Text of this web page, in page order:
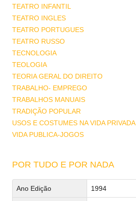
TEATRO INFANTIL
TEATRO INGLES
TEATRO PORTUGUES
TEATRO RUSSO
TECNOLOGIA
TEOLOGIA
TEORIA GERAL DO DIREITO
TRABALHO- EMPREGO
TRABALHOS MANUAIS
TRADIÇÃO POPULAR
USOS E COSTUMES NA VIDA PRIVADA
VIDA PUBLICA-JOGOS
POR TUDO E POR NADA
Ano Edição 1994